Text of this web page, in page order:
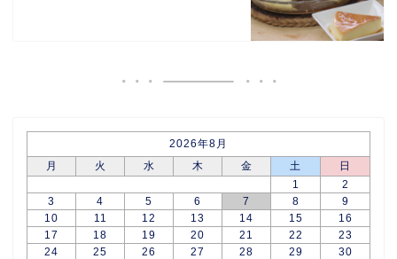
2026年8月
月
火 水 木 金 土
日
1
2
3
4 5 6 7 8
9
10
11 12 13 14 15
16
17
18 19 20 21 22
23
24
25 26 27 28 29
30